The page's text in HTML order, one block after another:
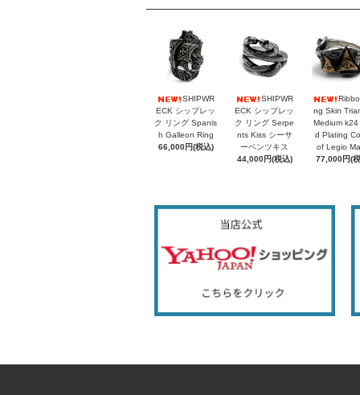
SHIPWR
ECK シップレッ
ク リング Spanis
h Galleon Ring
66,000円(税込)
SHIPWR
ECK シップレッ
ク リング Serpe
nts Kiss シーサ
ーペンツキス
44,000円(税込)
ng Skin
Medium k24
d Plating
of Legio
77,000円(